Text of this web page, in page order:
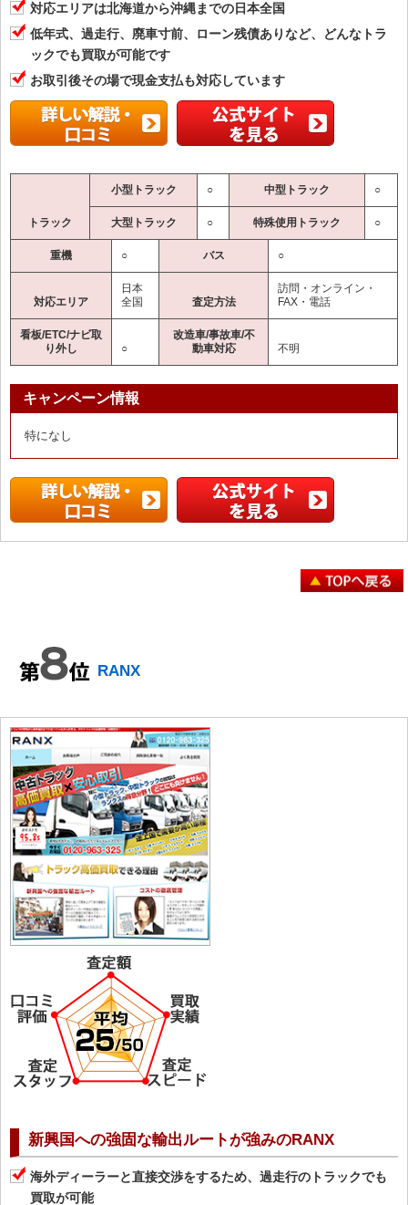
対応エリアは北海道から沖縄までの日本全国
低年式、過走行、廃車寸前、ローン残債ありなど、どんなトラ
ックでも買取が可能です
お取引後その場で現金支払も対応しています
トラック
小型トラック ○ 中型トラック ○
大型トラック ○ 特殊使用トラック ○
重機 ○ バス ○
対応エリア
日本
全国
査定方法
訪問・オンライン・
FAX・電話
看板/ETC/ナビ取
り外し
○
改造車/事故車/不
動車対応
不明
キャンペーン情報
特になし
RANX
新興国への強固な輸出ルートが強みのRANX
海外ディーラーと直接交渉をするため、過走行のトラックでも
買取が可能